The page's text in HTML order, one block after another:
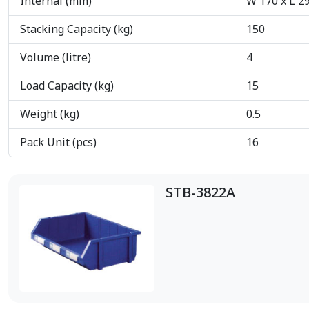
Stacking Capacity (kg)
150
Volume (litre)
4
Load Capacity (kg)
15
Weight (kg)
0.5
Pack Unit (pcs)
16
STB-3822A